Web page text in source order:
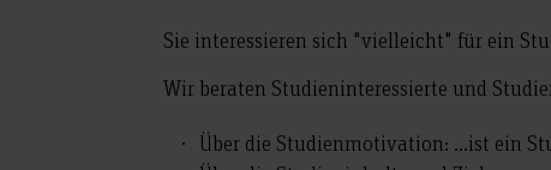
Sie interessieren sich "vielleicht" für ein
Wir beraten Studieninteressierte und
Über die Studienmotivation: …ist ein